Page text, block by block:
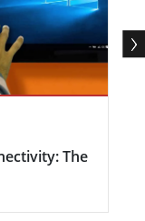
The